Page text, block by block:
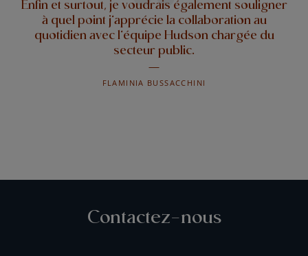
Enfin et surtout, je voudrais également souligner
à quel point j’apprécie la collaboration au
quotidien avec l’équipe Hudson chargée du
secteur public.
FLAMINIA BUSSACCHINI
Contactez-nous